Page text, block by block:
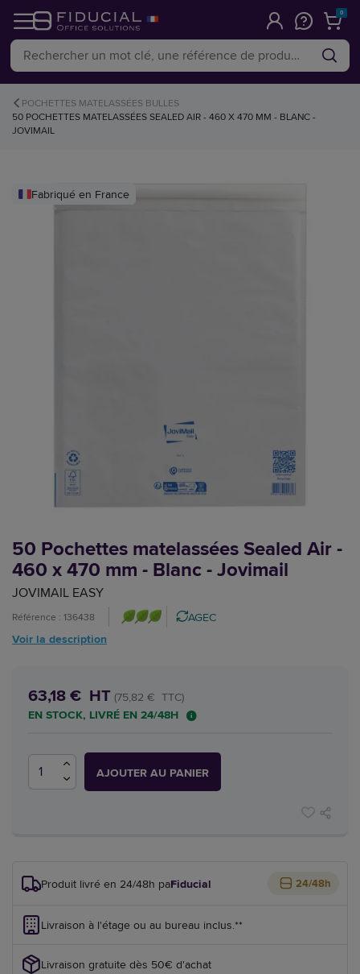
0
POCHETTES MATELASSÉES BULLES
50 POCHETTES MATELASSÉES SEALED AIR - 460 X 470 MM - BLANC -
JOVIMAIL
Fabriqué en France
50 Pochettes matelassées Sealed Air -
460 x 470 mm - Blanc - Jovimail
JOVIMAIL EASY
Référence : 136438
AGEC
Voir la description
63,18 € HT (75,82 € TTC)
EN STOCK, LIVRÉ EN 24/48H
AJOUTER AU PANIER
Produit livré en 24/48h parFiducial 24/48h
Livraison à l'étage ou au bureau inclus.**
Livraison gratuite dès 50€ d'achat